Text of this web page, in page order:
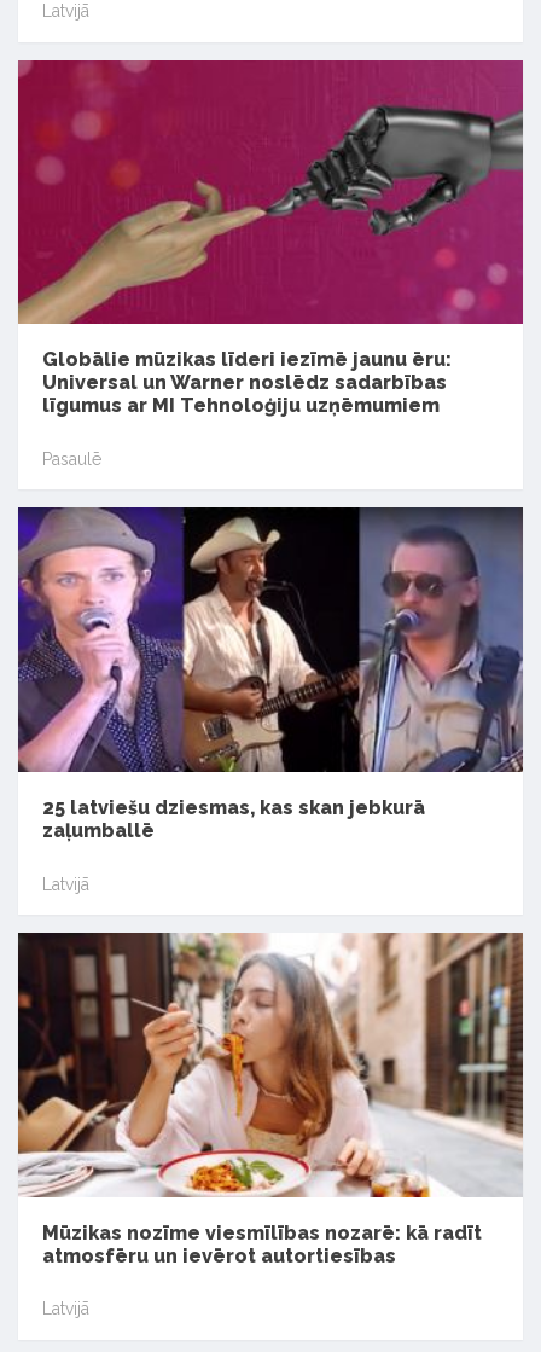
Latvijā
Globālie mūzikas līderi iezīmē jaunu ēru:
Universal un Warner noslēdz sadarbības
līgumus ar MI Tehnoloģiju uzņēmumiem
Pasaulē
25 latviešu dziesmas, kas skan jebkurā
zaļumballē
Latvijā
Mūzikas nozīme viesmīlības nozarē: kā radīt
atmosfēru un ievērot autortiesības
Latvijā